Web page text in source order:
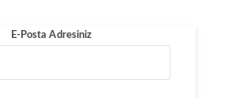
E-Posta Adresiniz